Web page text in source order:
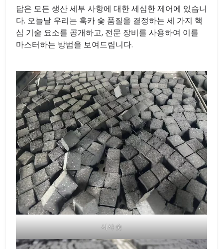
답은 모든 생산 세부 사항에 대한 세심한 제어에 있습니
다. 오늘날 우리는 훅카 숯 품질을 결정하는 세 가지 핵
심 기술 요소를 공개하고, 전문 장비를 사용하여 이를
마스터하는 방법을 보여드립니다.
시샤 숯